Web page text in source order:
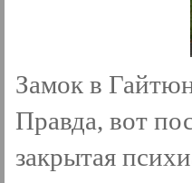
Замок в
Правда, вот
закрытая